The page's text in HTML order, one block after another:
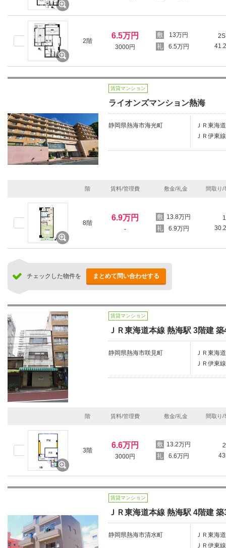
2階
6.5万円
3000円
13万円
6.5万円
賃貸マンション
ライオンズマンション熱海
静岡県熱海市海光町
ＪＲ東海
ＪＲ伊東
階 賃料/管理費 敷金/礼金 間取り/
8階
6.9万円
-
13.8万円
6.9万円
チェックした物件を まとめて問い合わせする
賃貸マンション
ＪＲ東海道本線 熱海駅 3階建
静岡県熱海市咲見町
ＪＲ東海
ＪＲ伊東
階 賃料/管理費 敷金/礼金 間取り/
3階
6.6万円
3000円
13.2万円
6.6万円
賃貸マンション
ＪＲ東海道本線 熱海駅 4階建
静岡県熱海市清水町
ＪＲ東海
ＪＲ伊東